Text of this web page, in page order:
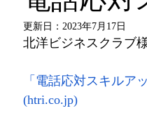
更新日： 2023年7月17日
北洋ビジネスクラブ
「電話応対スキルア
(htri.co.jp)